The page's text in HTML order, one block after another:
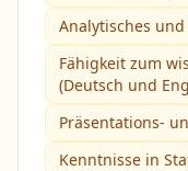
Analytisches
Fähigkeit zum
(Deutsch und
Präsentations-
Kenntnisse in